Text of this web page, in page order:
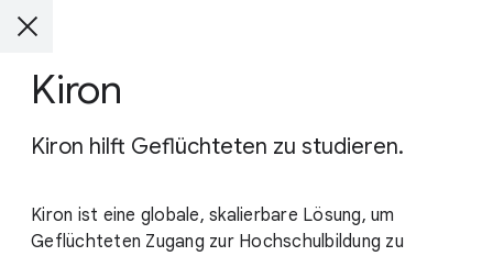
Kiron
Kiron hilft Geflüchteten zu studieren.
Kiron ist eine globale, skalierbare Lösung, um
Geflüchteten Zugang zur Hochschulbildung zu